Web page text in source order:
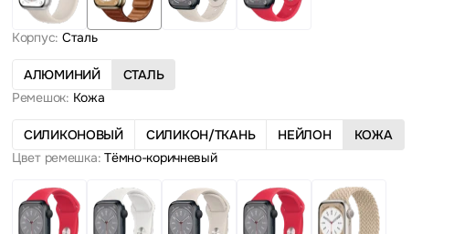
Корпус: Сталь
АЛЮМИНИЙ
СТАЛЬ
Ремешок: Кожа
СИЛИКОНОВЫЙ СИЛИКОН/ТКАНЬ НЕЙЛОН
КОЖА
Цвет ремешка: Тёмно-коричневый